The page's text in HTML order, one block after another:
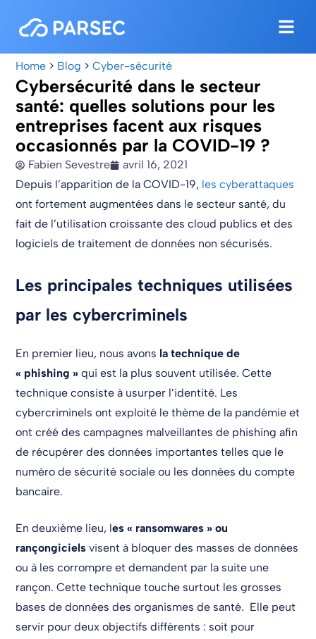
Home > Blog >Cyber-sécurité
Cybersécurité dans le secteur
santé: quelles solutions pour les
entreprises facent aux risques
occasionnés par la COVID-19 ?
Fabien Sevestre
avril 16, 2021
Depuis l’apparition de la COVID-19, les cyberattaques
ont fortement augmentées dans le secteur santé, du
fait de l’utilisation croissante des cloud publics et des
logiciels de traitement de données non sécurisés.
Les principales techniques utilisées
par les cybercriminels
En premier lieu, nous avons la technique de
« phishing » qui est la plus souvent utilisée. Cette
technique consiste à usurper l’identité. Les
cybercriminels ont exploité le thème de la pandémie et
ont créé des campagnes malveillantes de phishing afin
de récupérer des données importantes telles que le
numéro de sécurité sociale ou les données du compte
bancaire.
En deuxième lieu, les « ransomwares » ou
rançongicielsvisent à bloquer des masses de données
ou à les corrompre et demandent par la suite une
rançon. Cette technique touche surtout les grosses
bases de données des organismes de santé. Elle peut
servir pour deux objectifs différents : soit pour